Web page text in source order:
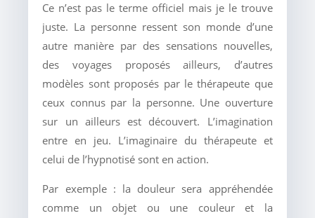
Ce n’est pas le terme officiel mais je le trouve
juste. La personne ressent son monde d’une
autre manière par des sensations nouvelles,
des voyages proposés ailleurs, d’autres
modèles sont proposés par le thérapeute que
ceux connus par la personne. Une ouverture
sur un ailleurs est découvert. L’imagination
entre en jeu. L’imaginaire du thérapeute et
celui de l’hypnotisé sont en action.
Par exemple : la douleur sera appréhendée
comme un objet ou une couleur et la